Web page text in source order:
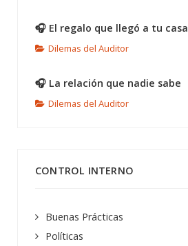
🎧 El regalo que llegó a tu casa
Dilemas del Auditor
🎧 La relación que nadie sabe
Dilemas del Auditor
CONTROL INTERNO
Buenas Prácticas
Políticas